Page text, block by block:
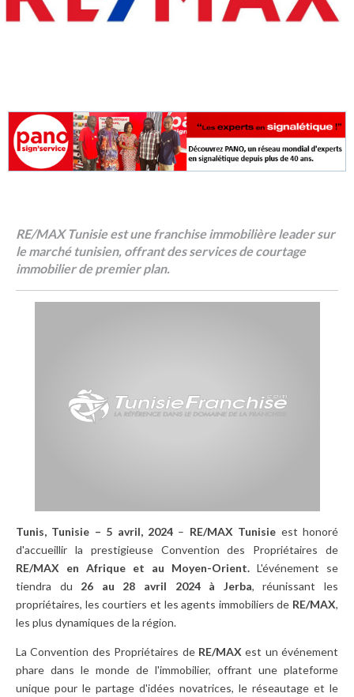
RE/MAX Tunisie est une franchise immobilière leader sur
le marché tunisien, offrant des services de courtage
immobilier de premier plan.
Tunis, Tunisie – 5 avril, 2024 – RE/MAX Tunisie est honoré
d'accueillir la prestigieuse Convention des Propriétaires de
RE/MAX en Afrique et au Moyen-Orient. L'événement se
tiendra du 26 au 28 avril 2024 à Jerba, réunissant les
propriétaires, les courtiers et les agents immobiliers de RE/MAX,
les plus dynamiques de la région.
La Convention des Propriétaires de RE/MAX est un événement
phare dans le monde de l'immobilier, offrant une plateforme
unique pour le partage d'idées novatrices, le réseautage et le